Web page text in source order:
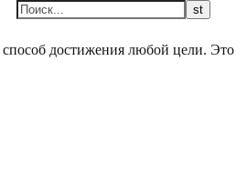
способ достижения любой цели. Это